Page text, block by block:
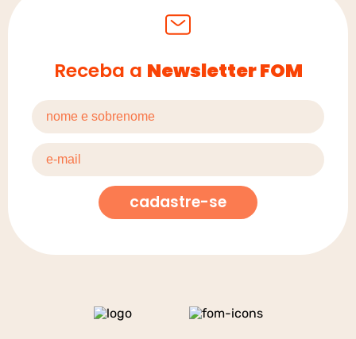
Receba a Newsletter FOM
cadastre-se